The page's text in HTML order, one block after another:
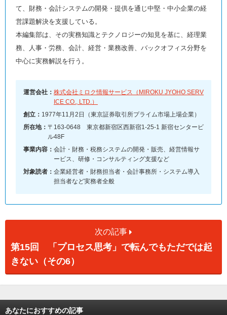
て、財務・会計システムの開発・提供を通じ中堅・中小企業の経
営課題解決を支援している。
本編集部は、その実務知識とテクノロジーの知見を基に、経理業
務、人事・労務、会計、経営・業務改善、バックオフィス分野を
中心に実務解説を行う。
運営会社： 株式会社ミロク情報サービス（MIROKU JYOHO SERV
ICE CO., LTD.）
創立： 1977年11月2日（東京証券取引所プライム市場上場企業）
所在地： 〒163-0648 東京都新宿区西新宿1-25-1 新宿センタービ
ル48F
事業内容： 会計・財務・税務システムの開発・販売、経営情報サ
ービス、研修・コンサルティング支援など
対象読者： 企業経営者・財務担当者・会計事務所・システム導入
担当者など実務者全般
次の記事
第15回 「プロセス思考」で転んでもただでは起
きない（その6）
あなたにおすすめの記事